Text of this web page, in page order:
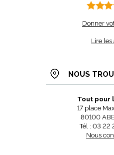
Donner
Lire les
NOUS
Tout pour
17 place
80100
Tél : 03 22
Nous